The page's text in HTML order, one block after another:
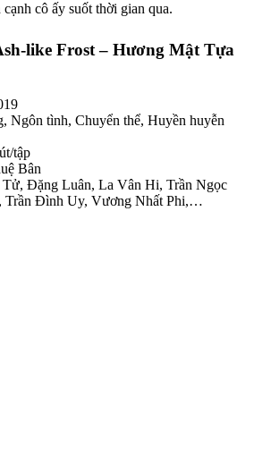
cô ấy suốt thời gian qua.
like Frost – Hương Mật Tựa
Ngôn tình, Chuyển thể, Huyền huyễn
tập
Bân
Đặng Luân, La Vân Hi, Trần Ngọc
Trần Đình Uy, Vương Nhất Phi,…